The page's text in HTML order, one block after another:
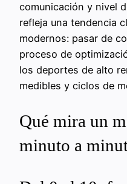
comunicación y nivel
refleja una tendencia
modernos: pasar de
proceso de
los deportes de alto
medibles y ciclos de
Qué mira un
minuto a